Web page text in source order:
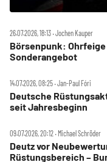
26.07.2026, 18:13 ‧ Jochen Kauper
Börsenpunk:
Sonderangebot
14.07.2026, 08:25 ‧ Jan-Paul Fóri
Deutsche
seit Jahresbeginn
09.07.2026, 20:12 ‧ Michael Schröder
Deutz vor
Rüstungsbereich –